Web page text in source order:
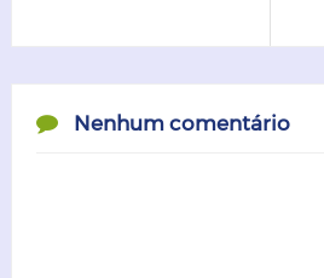
Nenhum comentário